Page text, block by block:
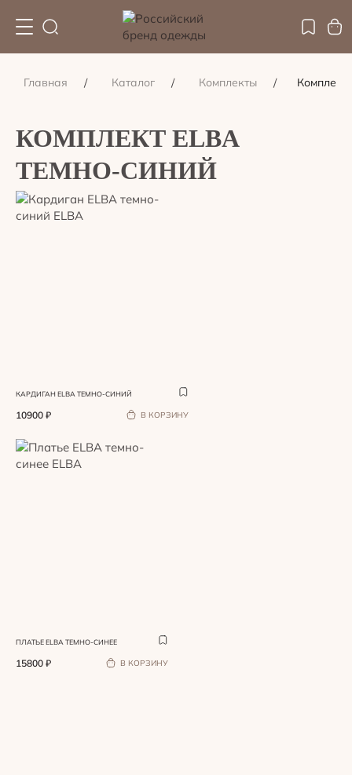
Главная Каталог Комплекты Комплект
КОМПЛЕКТ ELBA
ТЕМНО-СИНИЙ
КАРДИГАН ELBA ТЕМНО-СИНИЙ
10900 ₽ В КОРЗИНУ
ПЛАТЬЕ ELBA ТЕМНО-СИНЕЕ
15800 ₽ В КОРЗИНУ